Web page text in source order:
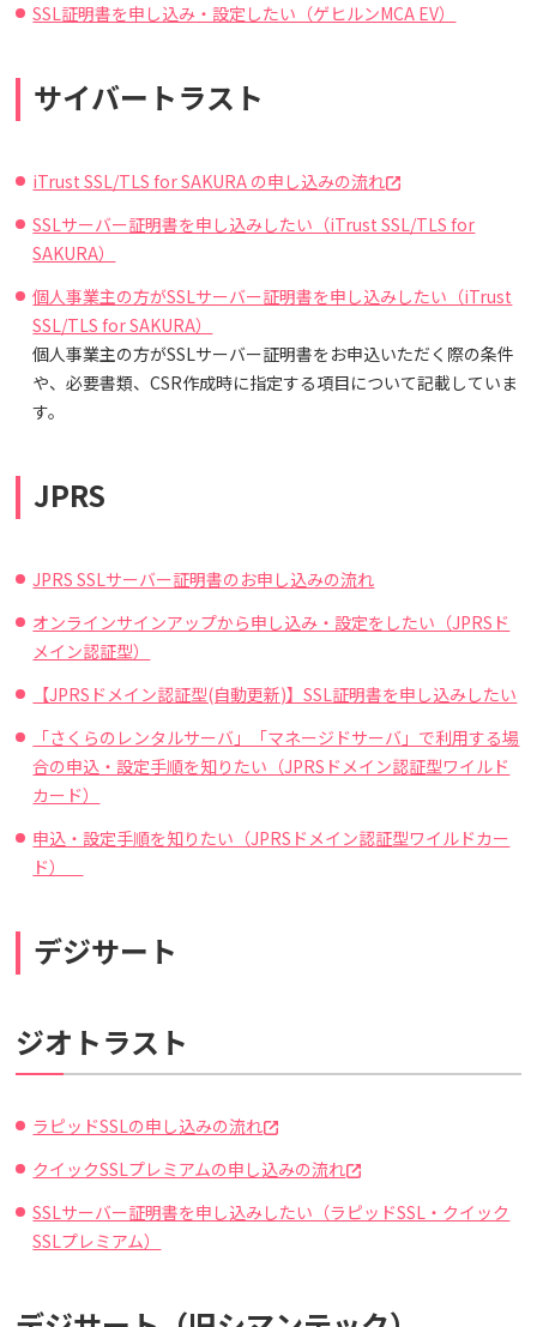
SSL証明書を申し込み・設定したい（ゲヒルンMCA EV）
サイバートラスト
iTrust SSL/TLS for SAKURA の申し込みの流れ
SSLサーバー証明書を申し込みしたい（iTrust SSL/TLS for
SAKURA）
個人事業主の方がSSLサーバー証明書を申し込みしたい（iTrust
SSL/TLS for SAKURA）
個人事業主の方がSSLサーバー証明書をお申込いただく際の条件
や、必要書類、CSR作成時に指定する項目について記載していま
す。
JPRS
JPRS SSLサーバー証明書のお申し込みの流れ
オンラインサインアップから申し込み・設定をしたい（JPRSド
メイン認証型）
【JPRSドメイン認証型(自動更新)】SSL証明書を申し込みしたい
「さくらのレンタルサーバ」「マネージドサーバ」で利用する場
合の申込・設定手順を知りたい（JPRSドメイン認証型ワイルド
カード）
申込・設定手順を知りたい（JPRSドメイン認証型ワイルドカー
ド）
デジサート
ジオトラスト
ラピッドSSLの申し込みの流れ
クイックSSLプレミアムの申し込みの流れ
SSLサーバー証明書を申し込みしたい（ラピッドSSL・クイック
SSLプレミアム）